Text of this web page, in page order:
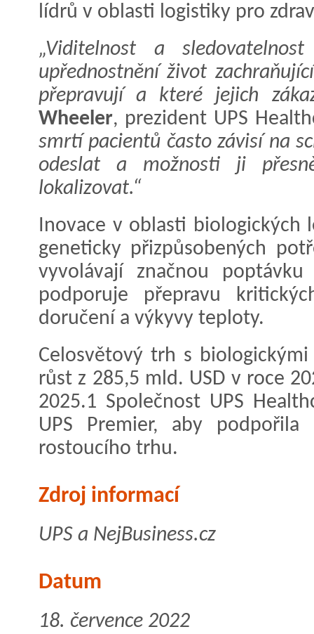
lídrů v oblasti logistiky pro
„Viditelnost a
upřednostnění život
přepravují a které jejich
Wheeler, prezident UPS
smrtí pacientů často závisí na
odeslat a možnosti ji
lokalizovat.“
Inovace v oblasti biologických
geneticky přizpůsobených
vyvolávají značnou
podporuje přepravu
doručení a výkyvy teploty.
Celosvětový trh s
růst z 285,5 mld. USD v roce
2025.1 Společnost UPS
UPS Premier, aby
rostoucího trhu.
Zdroj informací
UPS a NejBusiness.cz
Datum
18. července 2022